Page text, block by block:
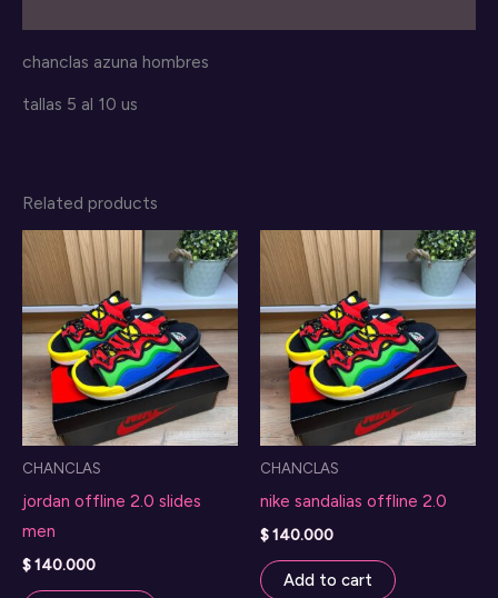
chanclas azuna hombres
tallas 5 al 10 us
Related products
CHANCLAS
jordan offline 2.0 slides
men
$140.000
CHANCLAS
nike sandalias offline 2.0
$140.000
Add to cart